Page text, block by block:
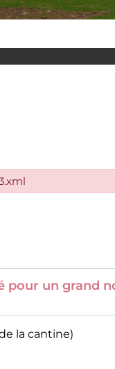
pour un grand
la cantine)